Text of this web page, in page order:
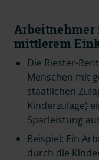
Arbeitnehmer
mittlerem
Die Riester-
Menschen mit
staatlichen
Kinderzulage)
Sparleistung
Beispiel: Ein
durch die